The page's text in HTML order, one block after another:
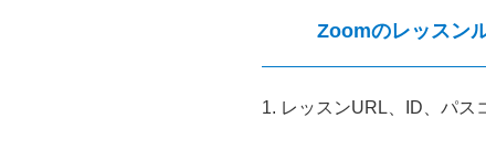
Zoomのレッスン
1. レッスンURL、ID、パス